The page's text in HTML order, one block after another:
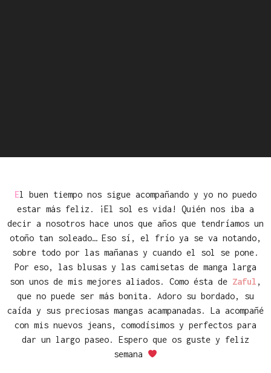
El buen tiempo nos sigue acompañando y yo no puedo
estar más feliz. ¡El sol es vida! Quién nos iba a
decir a nosotros hace unos que años que tendríamos un
otoño tan soleado… Eso sí, el frío ya se va notando,
sobre todo por las mañanas y cuando el sol se pone.
Por eso, las blusas y las camisetas de manga larga
son unos de mis mejores aliados. Como ésta de Zaful ,
que no puede ser más bonita. Adoro su bordado, su
caída y sus preciosas mangas acampanadas. La acompañé
con mis nuevos jeans, comodísimos y perfectos para
dar un largo paseo. Espero que os guste y feliz
semana